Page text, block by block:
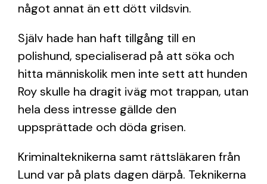
något annat än ett dött vildsvin.
Själv hade han haft tillgång till en
polishund, specialiserad på att söka och
hitta människolik men inte sett att hunden
Roy skulle ha dragit iväg mot trappan, utan
hela dess intresse gällde den
uppsprättade och döda grisen.
Kriminalteknikerna samt rättsläkaren från
Lund var på plats dagen därpå. Teknikerna